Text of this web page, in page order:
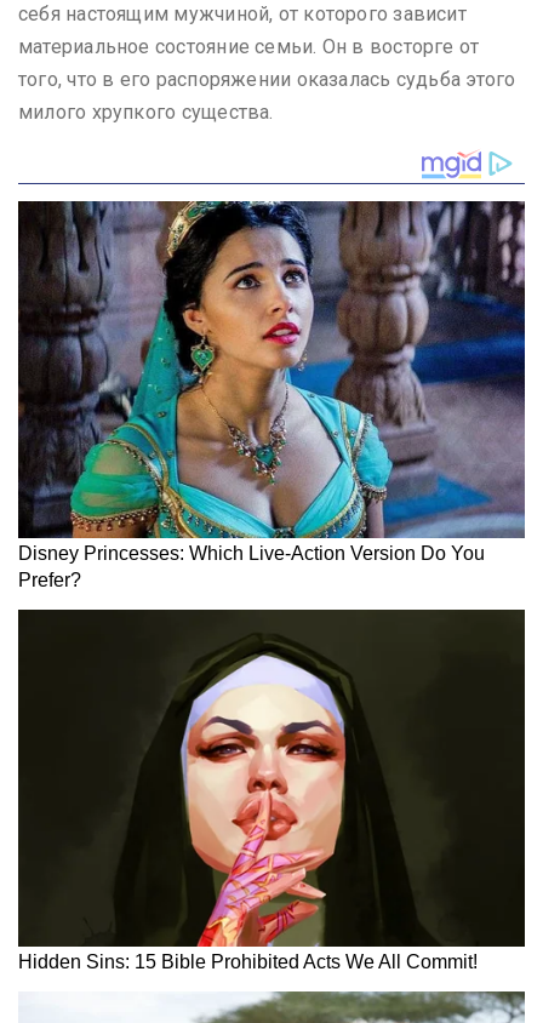
себя настоящим мужчиной, от которого зависит
материальное состояние семьи. Он в восторге от
того, что в его распоряжении оказалась судьба этого
милого хрупкого существа.